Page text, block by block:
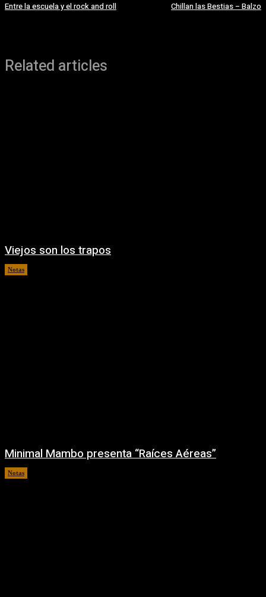
Entre la escuela y el rock and roll Chillan las Bestias – Balzo
Related articles
Viejos son los trapos
Notas
Minimal Mambo presenta “Raíces Aéreas”
Notas